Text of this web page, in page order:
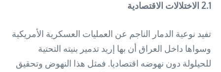
2.1 الاختلالات الاقتصادية
تفيد نوعية الدمار الناجم عن العمليات العسكرية الأمريكية
وسواها داخل العراق أن بها إريد تدمير بنيته التحتية
للحيلولة دون نهوضه اقتصاديا. فمثل هذا النهوض وتحقيق